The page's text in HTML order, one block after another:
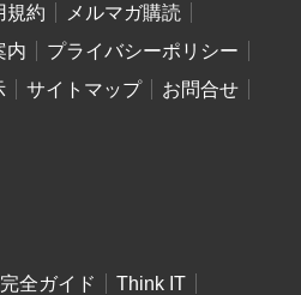
規約
メルマガ購読
内
プライバシーポリシー
サイトマップ
お問合せ
全ガイド
Think IT